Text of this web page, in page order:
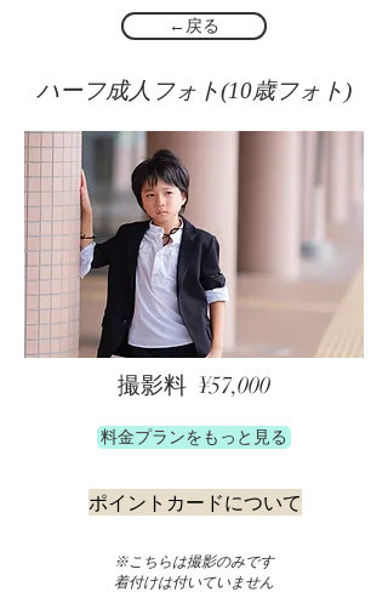
←戻る
ハーフ成人フォト(10歳フォト)
​撮影料 ¥57,000
料金プランをもっと見る
ポイントカードについて
※こちらは撮影のみです
着付けは付いていません​